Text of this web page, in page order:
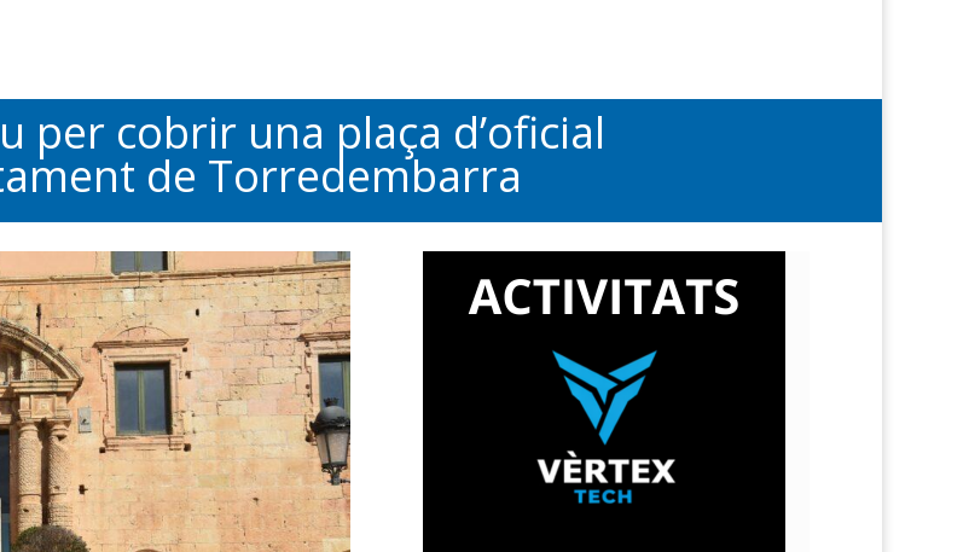
per cobrir una plaça d’oficial
de Torredembarra